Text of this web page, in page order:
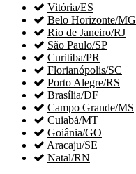
 Vitória/ES
 Belo Horizonte/MG
 Rio de Janeiro/RJ
 São Paulo/SP
 Curitiba/PR
 Florianópolis/SC
 Porto Alegre/RS
 Brasília/DF
 Campo Grande/MS
 Cuiabá/MT
 Goiânia/GO
 Aracaju/SE
 Natal/RN